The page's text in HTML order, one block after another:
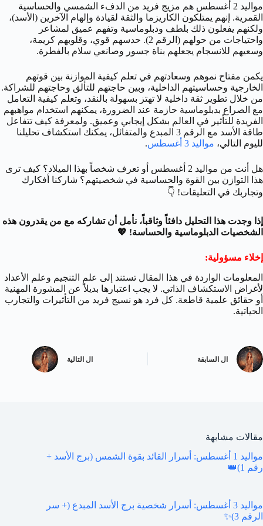
مواليد 2 أغسطس هم مزيج فريد من الدفء الشمسي والحساسية
القمرية. إنهم يمتلكون الكاريزما والثقة لقيادة وإلهام الآخرين (الأسد)،
ولكنهم يفعلون ذلك بلطف ودبلوماسية وتفهم عميق لمشاعر
واحتياجات من حولهم (الرقم 2). حدسهم قوي، وقلوبهم كريمة،
وسعيهم للانسجام يجعلهم بناة جسور وصانعي سلام بالفطرة.
يكمن مفتاح نموهم وسعادتهم في تعلم كيفية الموازنة بين قوتهم
الخارجية وحساسيتهم الداخلية، وبين حاجتهم للتألق وحاجتهم للشراكة.
من خلال تطوير ثقة داخلية لا تهتز بسهولة بالنقد، وتعلم كيفية التعامل
مع الصراع بدبلوماسية حازمة عند الضرورة، يمكنهم استخدام مواهبهم
الفريدة للتأثير في العالم بشكل إيجابي وعميق. ولمعرفة كيف تتفاعل
طاقة الأسد مع الرقم 3 المبدع والمتفائل، يمكنك استكشاف تحليلنا
لليوم التالي، مواليد 3 أغسطس .
هل أنت من مواليد 2 أغسطس أو تعرف شخصاً بهذا الميلاد؟ كيف ترى
هذا التوازن بين القوة والحساسية في شخصيتهم؟ شاركنا أفكارك
وتجاربك في التعليقات! 👇
إذا وجدت هذا التحليل دافئاً وثاقباً، نأمل أن تشاركه مع من يقدرون هذه
الشخصيات الدبلوماسية والحساسة! 💖
إخلاء مسؤولية:
المعلومات الواردة في هذا المقال تستند إلى علم التنجيم وعلم الأعداد
لأغراض الاستكشاف الذاتي. لا يجب اعتبارها بديلاً عن المشورة المهنية
أو حقائق علمية قاطعة. كل فرد هو نسيج فريد من التأثيرات والتجارب
الحياتية.
ال السابقة ال التالية
مقالات مشابهة
مواليد 1 أغسطس: أسرار القائد بقوة الشمس (برج الأسد +
رقم 1)👑
مواليد 3 أغسطس: أسرار شخصية برج الأسد المبدع (+ سر
الرقم 3)✨